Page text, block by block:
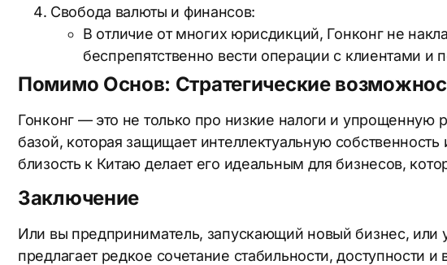
Свобода валюты и финансов:
В отличие от многих юрисдикций, Гонконг не
беспрепятственно вести операции с клиентами
Помимо Основ: Стратегические
Гонконг — это не только про низкие налоги и упрощенную
базой, которая защищает интеллектуальную
близость к Китаю делает его идеальным для бизнесов,
Заключение
Или вы предприниматель, запускающий новый бизнес,
предлагает редкое сочетание стабильности, доступности
Нужна